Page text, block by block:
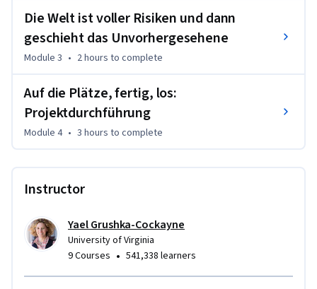
Wir benennen Faktoren, die zum Projekterfolg führen, und
erfahren, wie Projekte geplant, analysiert und verwaltet
werden. Die Kursteilnehmer lernen modernste Methoden
Arten von Projekten einhergehen.
Die Welt ist voller Risiken und dann
geschieht das Unvorhergesehene
Module 3 • 2 hours to complete
Auf die Plätze, fertig, los:
Projektdurchführung
Module 4 • 3 hours to complete
Instructor
Yael Grushka-Cockayne
University of Virginia
9 Courses • 541,338 learners